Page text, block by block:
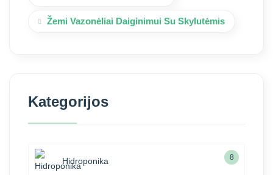
Žemi Vazonėliai Daiginimui Su Skylutėmis
Kategorijos
Hidroponika 8